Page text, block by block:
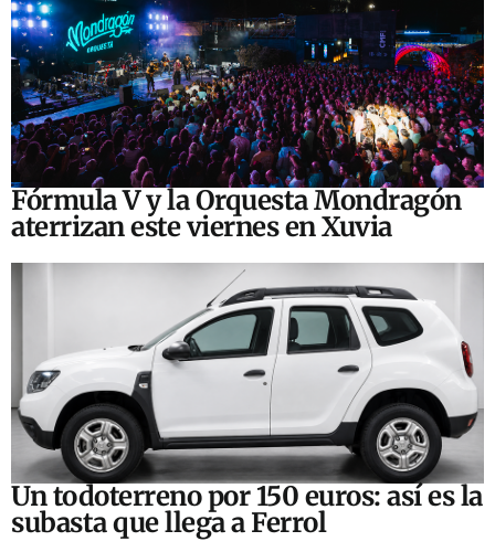
Fórmula V y la Orquesta Mondragón
aterrizan este viernes en Xuvia
Un todoterreno por 150 euros: así es la
subasta que llega a Ferrol